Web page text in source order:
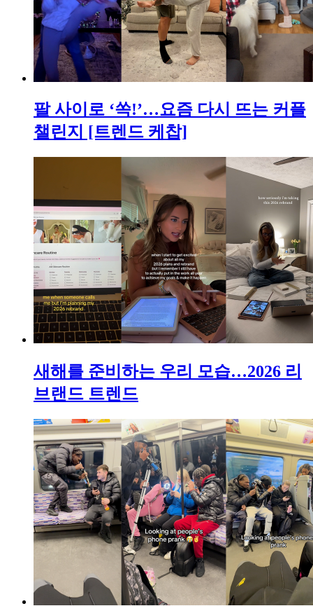
팔 사이로 ‘쏙!’…요즘 다시 뜨는 커플
챌린지 [트렌드 케찹]
새해를 준비하는 우리 모습…2026 리
브랜드 트렌드